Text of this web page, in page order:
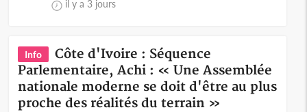
il y a 3 jours
Info
Côte d'Ivoire : Séquence
Parlementaire, Achi : « Une Assemblée
nationale moderne se doit d'être au plus
proche des réalités du terrain »